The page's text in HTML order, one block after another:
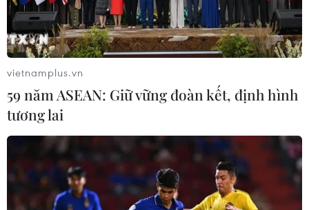
Gạc Ma ngày 14/3/1988./.
vietnamplus.vn
59 năm ASEAN: Giữ vững đoàn kết, định hình
tương lai